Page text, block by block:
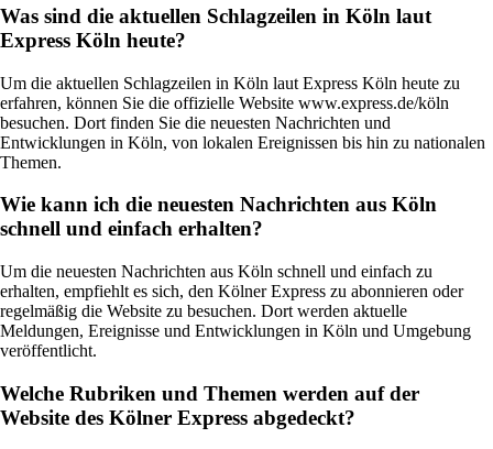
Was sind die aktuellen Schlagzeilen in Köln laut
Express Köln heute?
Um die aktuellen Schlagzeilen in Köln laut Express Köln heute zu
erfahren, können Sie die offizielle Website www.express.de/köln
besuchen. Dort finden Sie die neuesten Nachrichten und
Entwicklungen in Köln, von lokalen Ereignissen bis hin zu nationalen
Themen.
Wie kann ich die neuesten Nachrichten aus Köln
schnell und einfach erhalten?
Um die neuesten Nachrichten aus Köln schnell und einfach zu
erhalten, empfiehlt es sich, den Kölner Express zu abonnieren oder
regelmäßig die Website zu besuchen. Dort werden aktuelle
Meldungen, Ereignisse und Entwicklungen in Köln und Umgebung
veröffentlicht.
Welche Rubriken und Themen werden auf der
Website des Kölner Express abgedeckt?